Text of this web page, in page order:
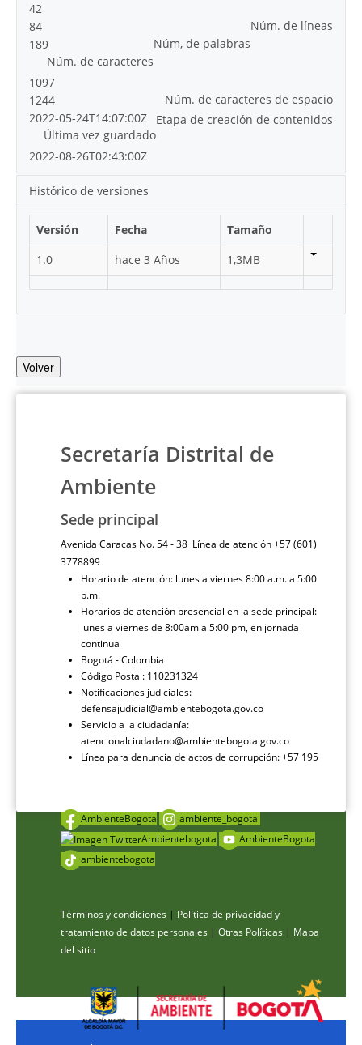
42
Núm. de líneas
84
Núm, de palabras
189
Núm. de caracteres
1097
Núm. de caracteres de espacio
1244
Etapa de creación de contenidos
2022-05-24T14:07:00Z
Última vez guardado
2022-08-26T02:43:00Z
Histórico de versiones
Versión Fecha
Tamaño
1.0
hace 3 Años 1,3MB
Volver
Secretaría Distrital de
Ambiente
Sede principal
Avenida Caracas No. 54 - 38 Línea de atención +57 (601)
3778899
Horario de atención: lunes a viernes 8:00 a.m. a 5:00
p.m.
Horarios de atención presencial en la sede principal:
lunes a viernes de 8:00am a 5:00 pm, en jornada
continua
Bogotá - Colombia
Código Postal: 110231324
Notificaciones judiciales:
defensajudicial@ambientebogota.gov.co
Servicio a la ciudadanía:
atencionalciudadano@ambientebogota.gov.co
Línea para denuncia de actos de corrupción: +57 195
AmbienteBogota
ambiente_bogota
Ambientebogota
AmbienteBogota
ambientebogota
Términos y condiciones | Política de privacidad y
tratamiento de datos personales | Otras Políticas | Mapa
del sitio